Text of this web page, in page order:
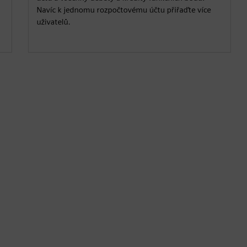
Navíc k jednomu rozpočtovému účtu přiřaďte více
uživatelů.